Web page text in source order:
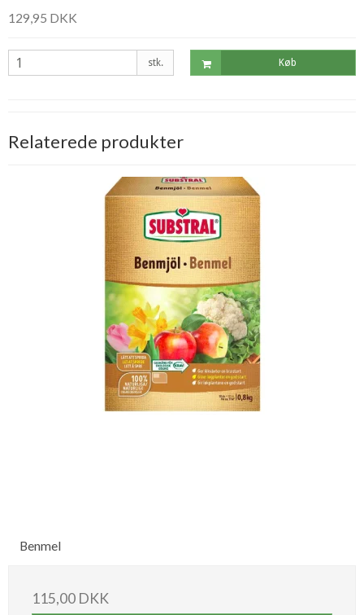
129,95 DKK
stk. Køb
Relaterede produkter
Benmel
115,00 DKK